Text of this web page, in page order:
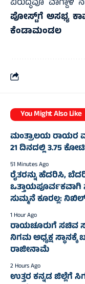
ವಿರುದ್ಧವೂ ವಾಗ್ದಾಳಿ
ಪೋಸ್ಟ್‌ಗೆ ಅಸಭ್ಯ
ಕೆಂಡಾಮಂಡಲ
You Might Also Like
ಮಂತ್ರಾಲಯ ರಾಯರ
21 ದಿನದಲ್ಲಿ 3.75
51 Minutes Ago
ರೈತರನ್ನು ಹೆದರಿಸಿ,
ಒತ್ತಾಯಪೂರ್ವಕವಾಗಿ
ಸುಮ್ಮನೆ ಕೂರಲ್ಲ:
1 Hour Ago
ರಾಯಚೂರುಗೆ ಸಚಿವ
ನಿಗಮ ಅಧ್ಯಕ್ಷ
ರಾಜೀನಾಮೆ
2 Hours Ago
ಉತ್ತರ ಕನ್ನಡ ಜಿಲ್ಲೆಗೆ